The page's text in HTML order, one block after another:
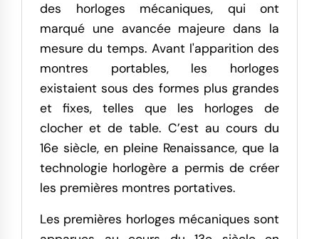
des horloges mécaniques, qui ont
marqué une avancée majeure dans la
mesure du temps. Avant l'apparition des
montres portables, les horloges
existaient sous des formes plus grandes
et fixes, telles que les horloges de
clocher et de table. C’est au cours du
16e siècle, en pleine Renaissance, que la
technologie horlogère a permis de créer
les premières montres portatives.
Les premières horloges mécaniques sont